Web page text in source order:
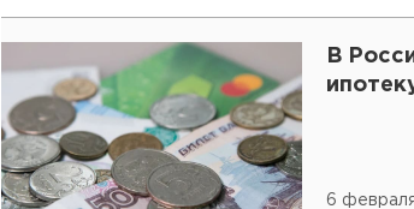
В
6